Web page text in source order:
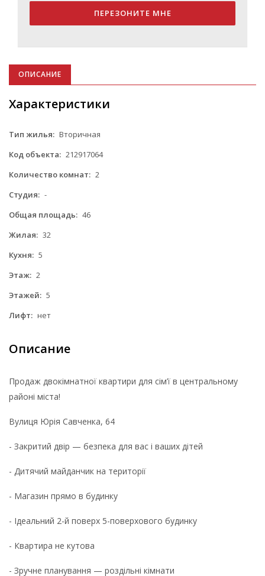
ПЕРЕЗОНИТЕ МНЕ
ОПИСАНИЕ
Характеристики
Тип жилья: Вторичная
Код объекта: 212917064
Количество комнат: 2
Студия: -
Общая площадь: 46
Жилая: 32
Кухня: 5
Этаж: 2
Этажей: 5
Лифт: нет
Описание
Продаж двокімнатної квартири для сім’ї в центральному
районі міста!
Вулиця Юрія Савченка, 64
- Закритий двір — безпека для вас і ваших дітей
- Дитячий майданчик на території
- Магазин прямо в будинку
- Ідеальний 2-й поверх 5-поверхового будинку
- Квартира не кутова
- Зручне планування — роздільні кімнати